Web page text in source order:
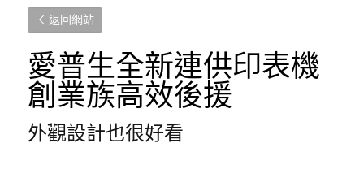
返回網站
愛普生全新連供印表機
創業族高效後援
外觀設計也很好看